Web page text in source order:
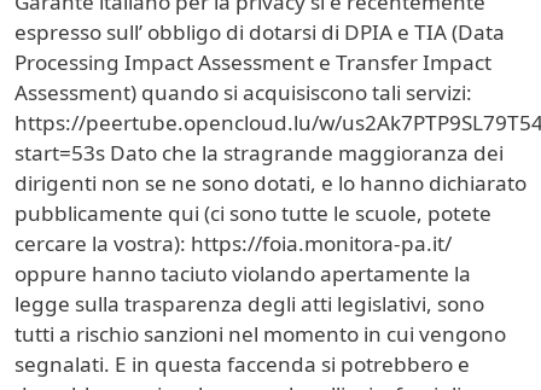
espresso sull’ obbligo di dotarsi di DPIA e TIA (Data
Processing Impact Assessment e Transfer Impact
Assessment) quando si acquisiscono tali servizi:
https://peertube.opencloud.lu/w/
start=53s Dato che la stragrande maggioranza dei
dirigenti non se ne sono dotati, e lo hanno dichiarato
pubblicamente qui (ci sono tutte le scuole, potete
cercare la vostra): https://foia.monitora-pa.it/
oppure hanno taciuto violando apertamente la
legge sulla trasparenza degli atti legislativi, sono
tutti a rischio sanzioni nel momento in cui vengono
segnalati. E in questa faccenda si potrebbero e